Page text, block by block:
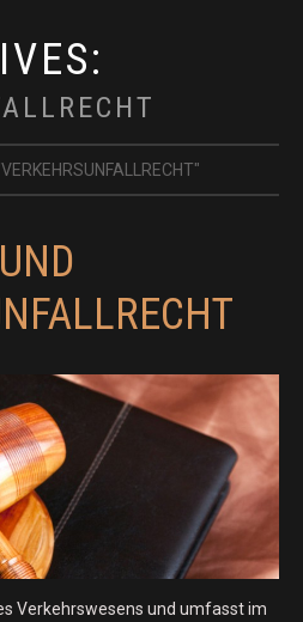
Verkehrswesens und umfasst im